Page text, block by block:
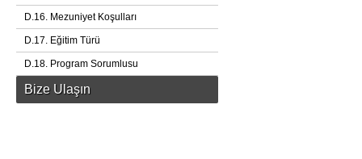
D.16. Mezuniyet Koşulları
D.17. Eğitim Türü
D.18. Program Sorumlusu
Bize Ulaşın